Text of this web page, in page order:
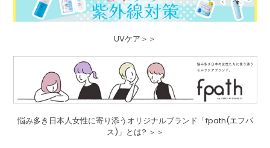
UVケア＞＞
悩み多き日本人女性に寄り添うオリジナルブランド「fpath(エフパ
ス)」とは? ＞＞